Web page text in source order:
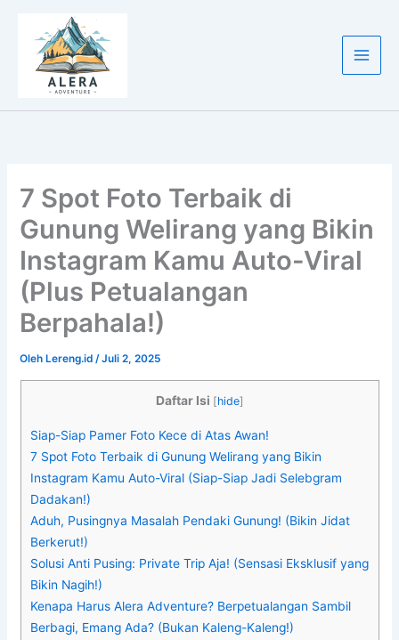
konten
7 Spot Foto Terbaik di
Gunung Welirang yang Bikin
Instagram Kamu Auto-Viral
(Plus Petualangan
Berpahala!)
Oleh Lereng.id/Juli 2, 2025
Daftar Isi [hide]
Siap-Siap Pamer Foto Kece di Atas Awan!
7 Spot Foto Terbaik di Gunung Welirang yang Bikin
Instagram Kamu Auto-Viral (Siap-Siap Jadi Selebgram
Dadakan!)
Aduh, Pusingnya Masalah Pendaki Gunung! (Bikin Jidat
Berkerut!)
Solusi Anti Pusing: Private Trip Aja! (Sensasi Eksklusif yang
Bikin Nagih!)
Kenapa Harus Alera Adventure? Berpetualangan Sambil
Berbagi, Emang Ada? (Bukan Kaleng-Kaleng!)